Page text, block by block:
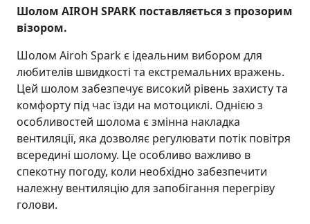
Шолом AIROH SPARK поставляється з прозорим
візором.
Шолом Airoh Spark є ідеальним вибором для
любителів швидкості та екстремальних вражень.
Цей шолом забезпечує високий рівень захисту та
комфорту під час їзди на мотоциклі. Однією з
особливостей шолома є змінна накладка
вентиляції, яка дозволяє регулювати потік повітря
всередині шолому. Це особливо важливо в
спекотну погоду, коли необхідно забезпечити
належну вентиляцію для запобігання перегріву
голови.